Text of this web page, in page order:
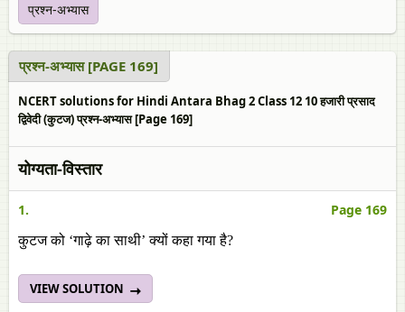
प्रश्न-अभ्यास
प्रश्न-अभ्यास [PAGE 169]
NCERT solutions for Hindi Antara Bhag 2 Class 12 10 हजारी प्रसाद
द्विवेदी (कुटज) प्रश्न-अभ्यास [Page 169]
योग्यता-विस्तार
1. Page 169
कुटज को ‘गाढ़े का साथी’ क्यों कहा गया है?
VIEW SOLUTION